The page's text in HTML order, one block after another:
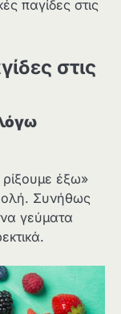
παγίδες στις
στις
ρίξουμε έξω»
Συνήθως
γεύματα